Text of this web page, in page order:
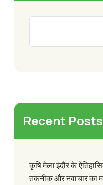
Recent Posts
कृषि मेला इंदौर के
तकनीक और नवाचार का